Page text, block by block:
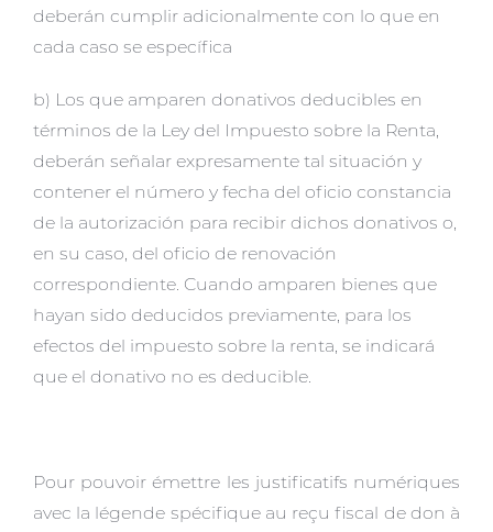
deberán cumplir adicionalmente con lo que en
cada caso se específica
b) Los que amparen donativos deducibles en
términos de la Ley del Impuesto sobre la Renta,
deberán señalar expresamente tal situación y
contener el número y fecha del oficio constancia
de la autorización para recibir dichos donativos o,
en su caso, del oficio de renovación
correspondiente. Cuando amparen bienes que
hayan sido deducidos previamente, para los
efectos del impuesto sobre la renta, se indicará
que el donativo no es deducible.
Pour pouvoir émettre les justificatifs numériques
avec la légende spécifique au reçu fiscal de don à